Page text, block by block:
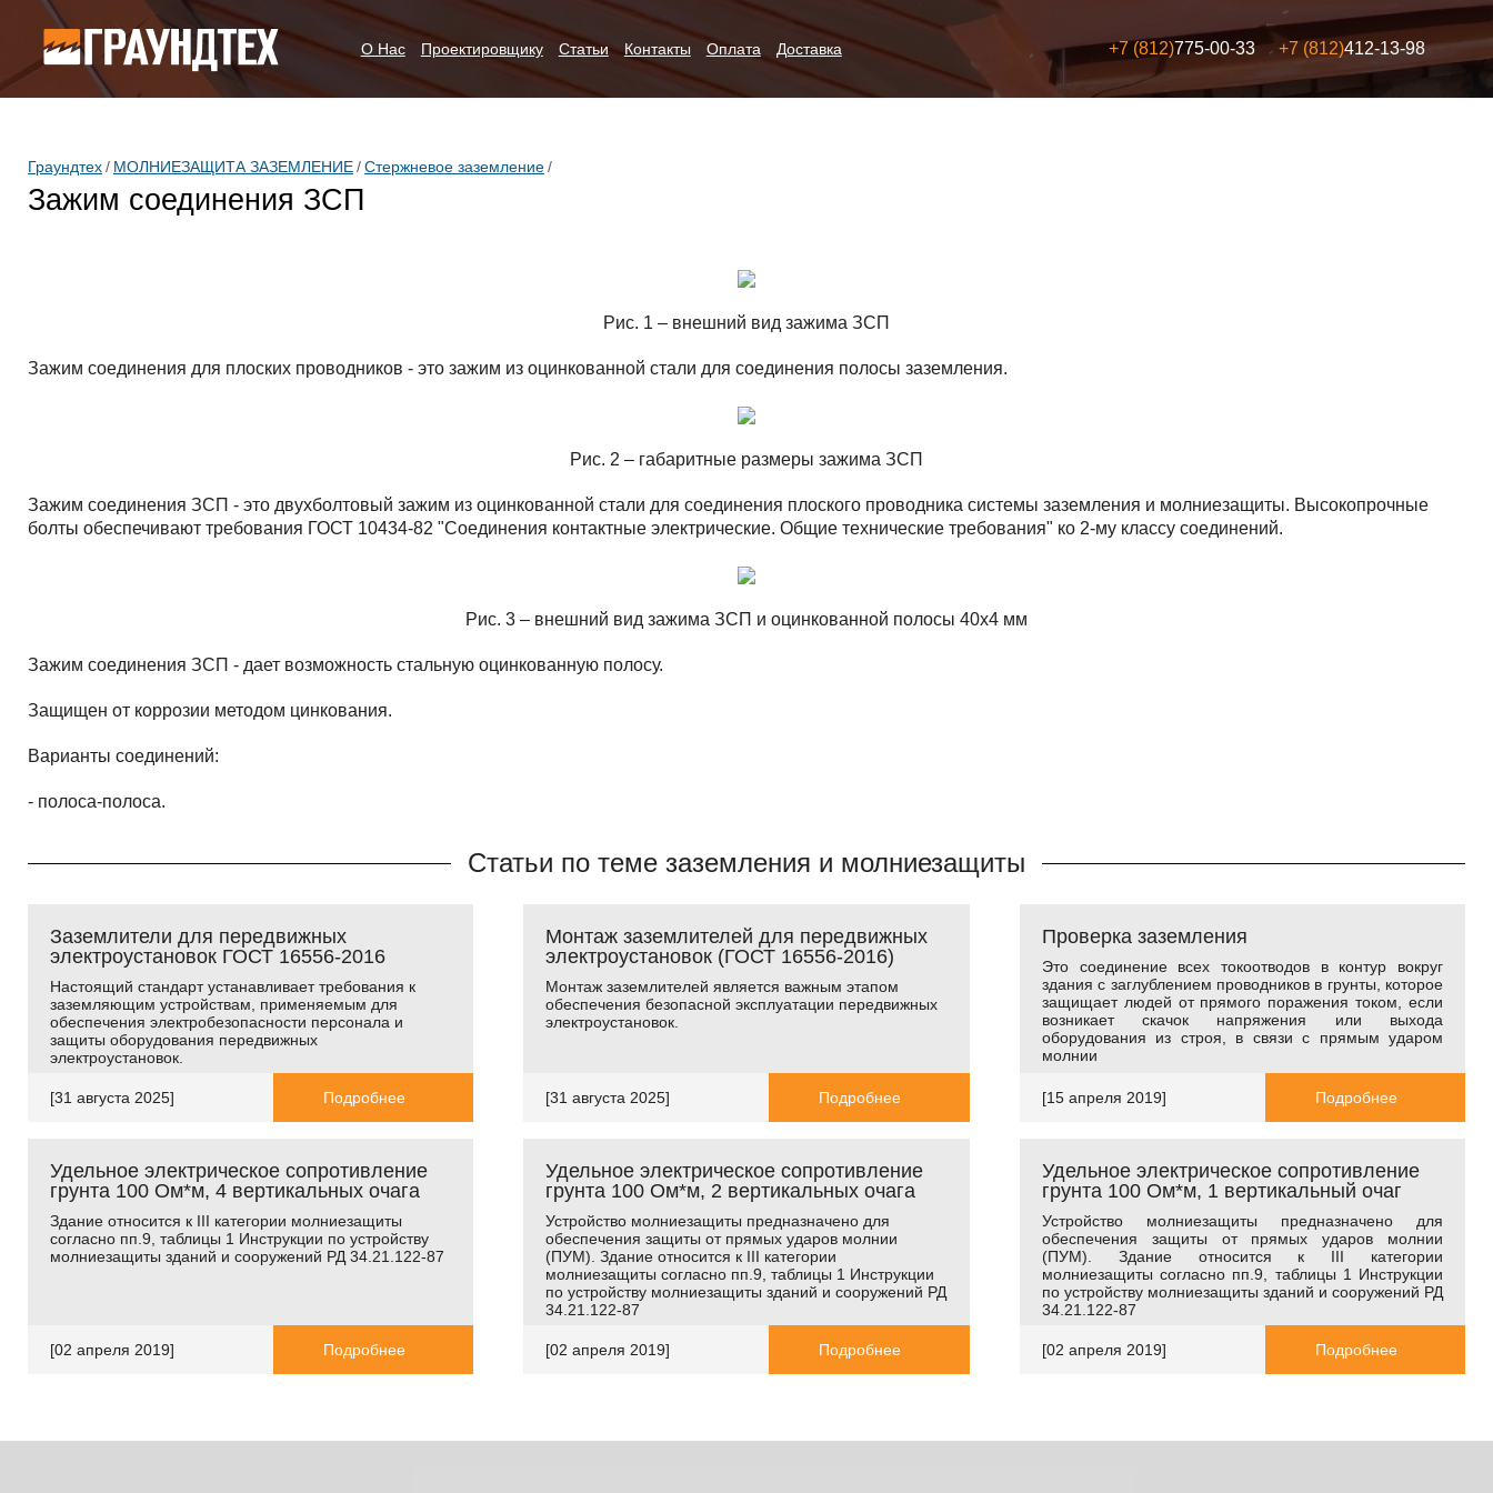
О Нас Проектировщику Статьи Контакты Оплата Доставка +7 (812)775-00-33 +7 (812)412-13-98
Граундтех/ МОЛНИЕЗАЩИТА ЗАЗЕМЛЕНИЕ/Стержневое заземление/
Зажим соединения ЗСП
Рис. 1 – внешний вид зажима ЗСП
Зажим соединения для плоских проводников - это зажим из оцинкованной стали для соединения полосы заземления.
Рис. 2 – габаритные размеры зажима ЗСП
Зажим соединения ЗСП - это двухболтовый зажим из оцинкованной стали для соединения плоского проводника системы заземления и молниезащиты. Высокопрочные
болты обеспечивают требования ГОСТ 10434-82 "Соединения контактные электрические. Общие технические требования" ко 2-му классу соединений.
Рис. 3 – внешний вид зажима ЗСП и оцинкованной полосы 40х4 мм
Зажим соединения ЗСП - дает возможность стальную оцинкованную полосу.
Защищен от коррозии методом цинкования.
Варианты соединений:
- полоса-полоса.
Статьи по теме заземления и молниезащиты
Заземлители для передвижных
электроустановок ГОСТ 16556-2016
Настоящий стандарт устанавливает требования к
заземляющим устройствам, применяемым для
обеспечения электробезопасности персонала и
защиты оборудования передвижных
электроустановок.
[31 августа 2025] Подробнее
Монтаж заземлителей для передвижных
электроустановок (ГОСТ 16556-2016)
Монтаж заземлителей является важным этапом
обеспечения безопасной эксплуатации передвижных
электроустановок.
[31 августа 2025] Подробнее
Проверка заземления
Это соединение всех токоотводов в контур вокруг
здания с заглублением проводников в грунты, которое
защищает людей от прямого поражения током, если
возникает скачок напряжения или выхода
оборудования из строя, в связи с прямым ударом
молнии
[15 апреля 2019] Подробнее
Удельное электрическое сопротивление
грунта 100 Ом*м, 4 вертикальных очага
Здание относится к III категории молниезащиты
согласно пп.9, таблицы 1 Инструкции по устройству
молниезащиты зданий и сооружений РД 34.21.122-87
[02 апреля 2019] Подробнее
Удельное электрическое сопротивление
грунта 100 Ом*м, 2 вертикальных очага
Устройство молниезащиты предназначено для
обеспечения защиты от прямых ударов молнии
(ПУМ). Здание относится к III категории
молниезащиты согласно пп.9, таблицы 1 Инструкции
по устройству молниезащиты зданий и сооружений РД
34.21.122-87
[02 апреля 2019] Подробнее
Удельное электрическое сопротивление
грунта 100 Ом*м, 1 вертикальный очаг
Устройство молниезащиты предназначено для
обеспечения защиты от прямых ударов молнии
(ПУМ). Здание относится к III категории
молниезащиты согласно пп.9, таблицы 1 Инструкции
по устройству молниезащиты зданий и сооружений РД
34.21.122-87
[02 апреля 2019] Подробнее